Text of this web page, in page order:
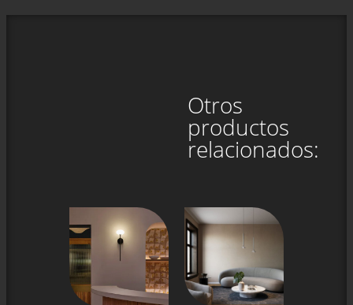
Otros
productos
relacionados: